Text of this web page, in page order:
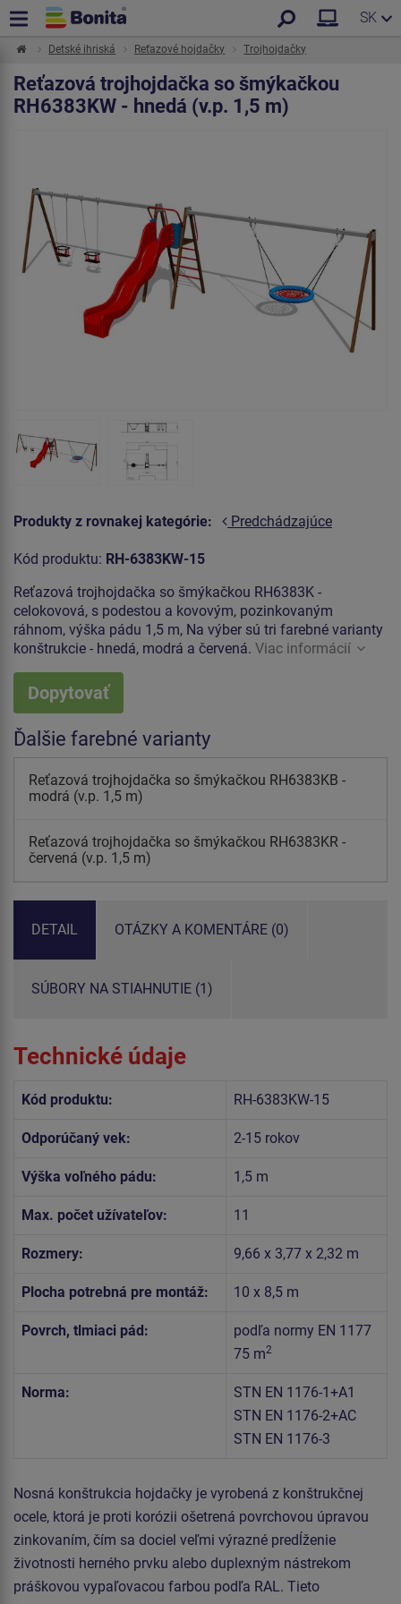
SK
Detské ihriská Reťazové hojdačky Trojhojdačky
Reťazová trojhojdačka so šmýkačkou
RH6383KW - hnedá (v.p. 1,5 m)
Produkty z rovnakej kategórie: Predchádzajúce
Kód produktu: RH-6383KW-15
Reťazová trojhojdačka so šmýkačkou RH6383K -
celokovová, s podestou a kovovým, pozinkovaným
ráhnom, výška pádu 1,5 m, Na výber sú tri farebné varianty
konštrukcie - hnedá, modrá a červená. Viac informácií
Dopytovať
Ďalšie farebné varianty
Reťazová trojhojdačka so šmýkačkou RH6383KB -
modrá (v.p. 1,5 m)
Reťazová trojhojdačka so šmýkačkou RH6383KR -
červená (v.p. 1,5 m)
DETAIL OTÁZKY A KOMENTÁRE (0)
SÚBORY NA STIAHNUTIE (1)
Technické údaje
Kód produktu: RH-6383KW-15
Odporúčaný vek: 2-15 rokov
Výška voľného pádu: 1,5 m
Max. počet užívateľov: 11
Rozmery: 9,66 x 3,77 x 2,32 m
Plocha potrebná pre montáž: 10 x 8,5 m
Povrch, tlmiaci pád:
podľa normy EN 1177
75 m2
Norma:
STN EN 1176-1+A1
STN EN 1176-2+AC
STN EN 1176-3
Nosná konštrukcia hojdačky je vyrobená z konštrukčnej
ocele, ktorá je proti korózii ošetrená povrchovou úpravou
zinkovaním, čím sa dociel veľmi výrazné predĺženie
životnosti herného prvku alebo duplexným nástrekom
práškovou vypaľovacou farbou podľa RAL. Tieto